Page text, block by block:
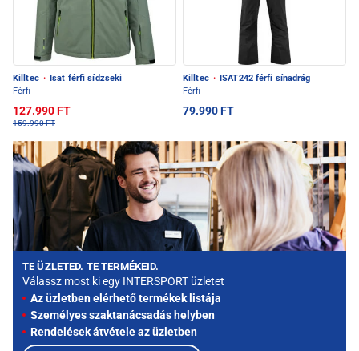
Killtec · Isat férfi sídzseki
Férfi
127.990 FT
159.990 FT
Killtec · ISAT242 férfi sínadrág
Férfi
79.990 FT
TE ÜZLETED. TE TERMÉKEID.
Válassz most ki egy INTERSPORT üzletet
Az üzletben elérhető termékek listája
Személyes szaktanácsadás helyben
Rendelések átvétele az üzletben